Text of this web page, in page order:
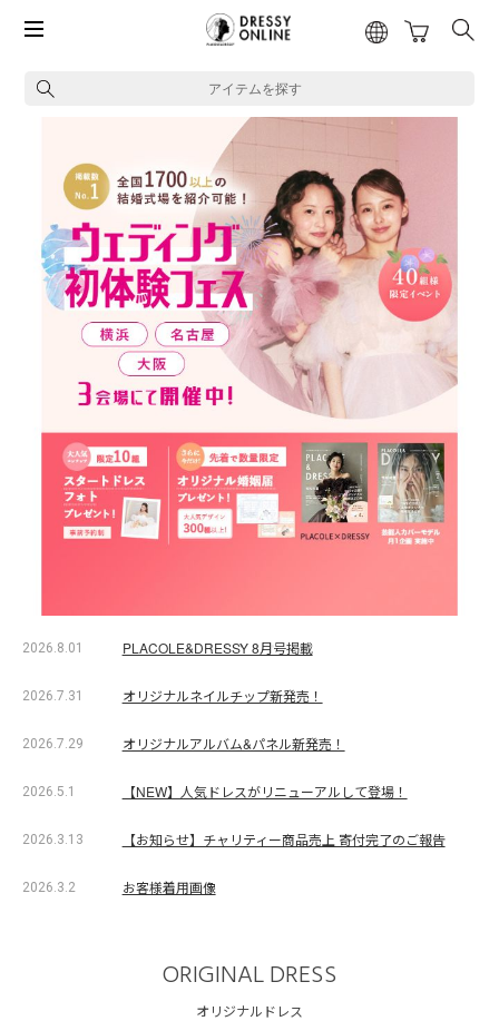
アイテムを探す
2026.8.01 PLACOLE&DRESSY 8月号掲載
2026.7.31 オリジナルネイルチップ新発売！
2026.7.29 オリジナルアルバム&パネル新発売！
2026.5.1 【NEW】人気ドレスがリニューアルして登場！
2026.3.13 【お知らせ】チャリティー商品売上 寄付完了のご報告
2026.3.2 お客様着用画像
ORIGINAL DRESS
オリジナルドレス